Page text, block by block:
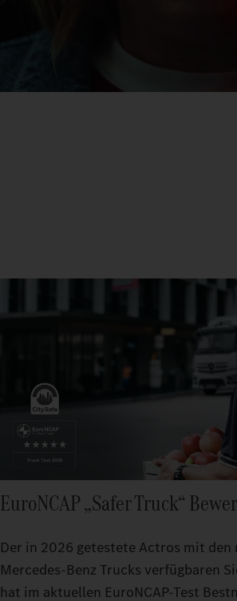
EuroNCAP „Safer Truck“
Der in 2026 getestete Actros mit den
Mercedes-Benz Trucks verfügbaren
hat im aktuellen EuroNCAP-Test